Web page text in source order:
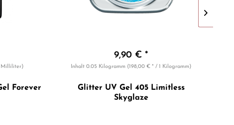
Milliliter)
Forever
9,90 € *
Inhalt 0.05 Kilogramm (198,00 € * / 1 Kilogramm)
Glitter UV Gel 405 Limitless
Skyglaze